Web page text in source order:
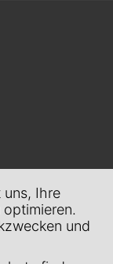
uns, Ihre
und